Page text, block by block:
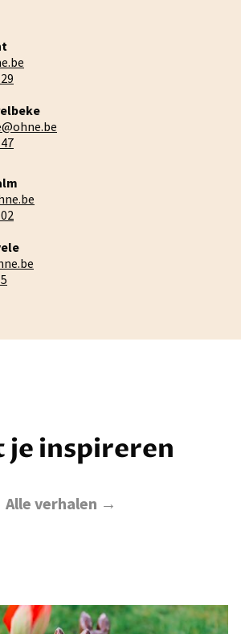
je inspireren
Alle verhalen →